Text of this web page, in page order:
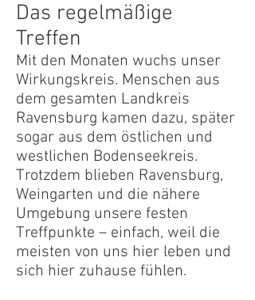
​Das regelmäßige
Treffen
Mit den Monaten wuchs unser
Wirkungskreis. Menschen aus
dem gesamten Landkreis
Ravensburg kamen dazu, später
sogar aus dem östlichen und
westlichen Bodenseekreis.
Trotzdem blieben Ravensburg,
Weingarten und die nähere
Umgebung unsere festen
Treffpunkte – einfach, weil die
meisten von uns hier leben und
sich hier zuhause fühlen.